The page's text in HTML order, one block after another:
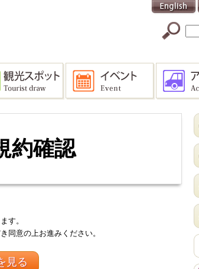
約確認
す。
同意の上お進みください。
見る